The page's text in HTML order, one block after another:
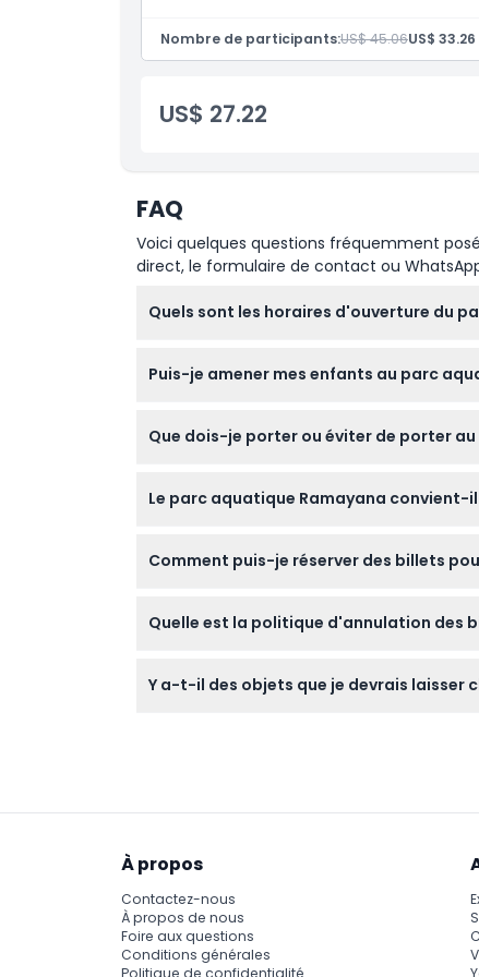
À savoir
Emplacement
Comment s'y rendre
Code vestimentaire
Politique d'annulation
Nombre de participants:US$ 45.06US$ 33.26
US$ 27.22
FAQ
Voici quelques questions fréquemment
direct, le formulaire de contact ou
Quels sont les horaires d'ouverture du
confirmer au moment de la réservation).
Puis-je amener mes enfants au parc
Que dois-je porter ou éviter de porter
ne pas porter de colliers, montres, ni
Le parc aquatique Ramayana convient-
aquatiques passionnants.
Comment puis-je réserver des billets
disponibilité lors de la réservation.
Quelle est la politique d'annulation des
Y a-t-il des objets que je devrais laisser
À propos
Contactez-nous
À propos de nous
Foire aux questions
Conditions générales
Politique de confidentialité